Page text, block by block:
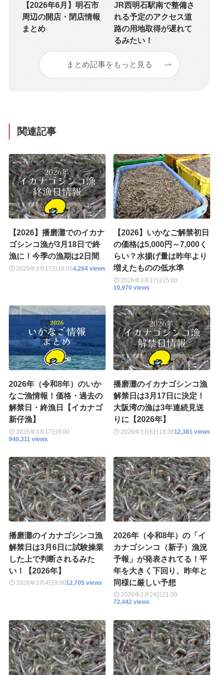
【2026年6月】明石市
周辺の開店・閉店情報
まとめ
JR西明石駅南で整備さ
れる予定のアクセス道
路の用地取得が遅れて
るみたい！
まとめ記事をもっと見る
関連記事
【2026】播磨灘でのイカナ
ゴシンコ漁が3月18日で終
漁に！今季の漁期は2日間
2026年3月17日 18:054,284 views
【2026】いかなご解禁初日
の価格は5,000円～7,000く
らい？水揚げ量は昨年より
増えたものの低水準
2026年3月17日 15:00
10,970 views
2026年（令和8年）のいか
なご漁情報！価格・過去の
解禁日・終漁日【イカナゴ
新仔漁】
2026年3月17日8:00
940,311 views
播磨灘のイカナゴシンコ漁
解禁日は3月17日に決定！
大阪湾の漁は3年連続見送
りに【2026年】
2026年3月6日 18:3812,381 views
播磨灘のイカナゴシンコ漁
解禁日は3月6日に試験操業
した上で判断されるみた
い！【2026年】
2026年3月4日 9:0012,705 views
2026年（令和8年）の「イ
カナゴシンコ（新子）漁況
予報」が発表されてる！平
年を大きく下回り、昨年と
同様に厳しい予想
2026年2月24日21:00
72,442 views